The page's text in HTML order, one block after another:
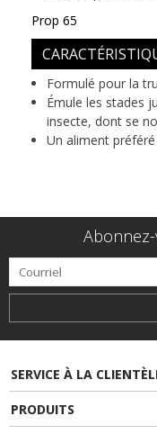
Prop 65
Formulé pour la
Émule les stades
insecte, dont se
Un aliment
SERVICE À LA
PRODUITS